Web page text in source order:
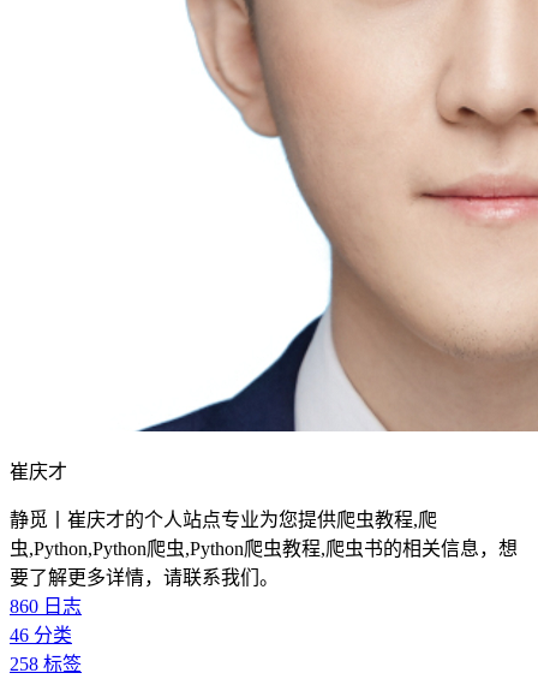
崔庆才
静觅丨崔庆才的个人站点专业为您提供爬虫教程,爬
虫,Python,Python爬虫,Python爬虫教程,爬虫书的相关信息，想
要了解更多详情，请联系我们。
860 日志
46 分类
258 标签